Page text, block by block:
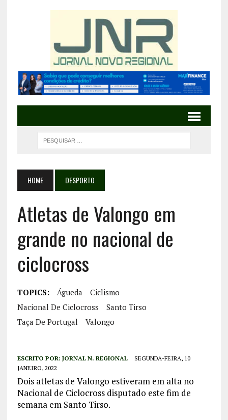
HOME DESPORTO
Atletas de Valongo em
grande no nacional de
ciclocross
TOPICS: Águeda
Ciclismo
Nacional De Ciclocross
Santo Tirso
Taça De Portugal
Valongo
ESCRITO POR: JORNAL N. REGIONAL
SEGUNDA-FEIRA, 10
JANEIRO, 2022
Dois atletas de Valongo estiveram em alta no
Nacional de Ciclocross disputado este fim de
semana em Santo Tirso.